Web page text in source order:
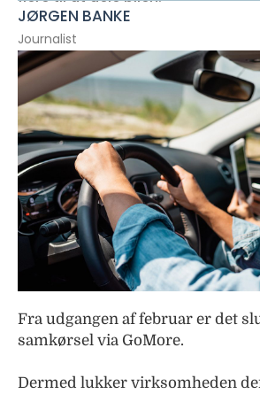
JØRGEN BANKE
Journalist
Fra udgangen af februar er det
samkørsel via GoMore.
Dermed lukker virksomheden